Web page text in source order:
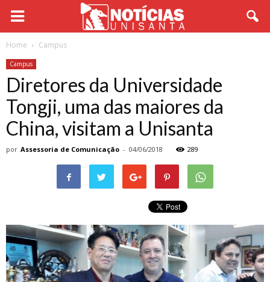
Home Campus
Campus
Diretores da Universidade
Tongji, uma das maiores da
China, visitam a Unisanta
por Assessoria de Comunicação - 04/06/2018 289